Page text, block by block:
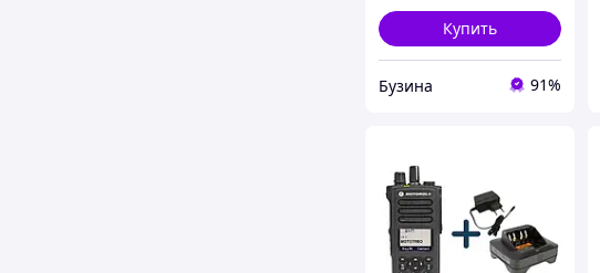
Купить
Бузина 91%